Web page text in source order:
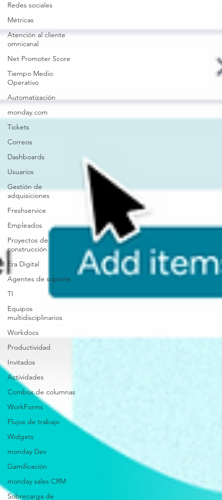
Redes sociales
Métricas
Atención al cliente
omnicanal
Net Promoter Score
Tiempo Medio
Operativo
Automatización
monday.com
Tickets
Correos
Dashboards
Usuarios
Gestión de
adquisiciones
Freshservice
Empleados
Proyectos de
construcción
Era Digital
Agentes de soporte
TI
Equipos
multidisciplinarios
Workdocs
Productividad
Invitados
Actividades
Combos de columnas
WorkForms
Flujos de trabajo
Widgets
monday Dev
Gamificación
monday sales CRM
Sobrecarga de